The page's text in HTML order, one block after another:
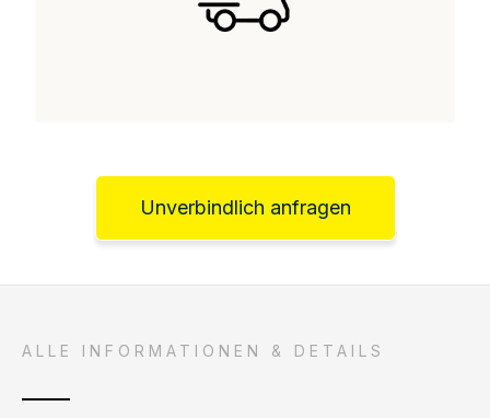
Unverbindlich anfragen
ALLE INFORMATIONEN & DETAILS